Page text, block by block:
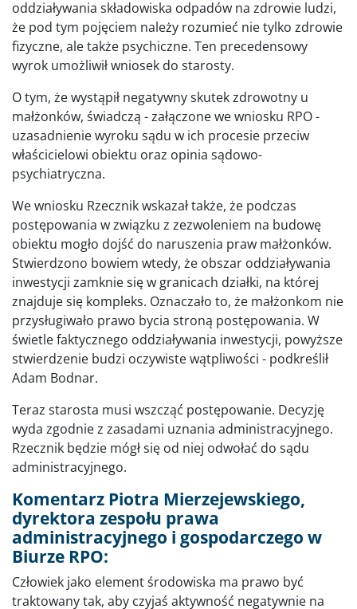
oddziaływania składowiska odpadów na zdrowie ludzi,
że pod tym pojęciem należy rozumieć nie tylko zdrowie
fizyczne, ale także psychiczne. Ten precedensowy
wyrok umożliwił wniosek do starosty.
O tym, że wystąpił negatywny skutek zdrowotny u
małżonków, świadczą - załączone we wniosku RPO -
uzasadnienie wyroku sądu w ich procesie przeciw
właścicielowi obiektu oraz opinia sądowo-
psychiatryczna.
We wniosku Rzecznik wskazał także, że podczas
postępowania w związku z zezwoleniem na budowę
obiektu mogło dojść do naruszenia praw małżonków.
Stwierdzono bowiem wtedy, że obszar oddziaływania
inwestycji zamknie się w granicach działki, na której
znajduje się kompleks. Oznaczało to, że małżonkom nie
przysługiwało prawo bycia stroną postępowania. W
świetle faktycznego oddziaływania inwestycji, powyższe
stwierdzenie budzi oczywiste wątpliwości - podkreślił
Adam Bodnar.
Teraz starosta musi wszcząć postępowanie. Decyzję
wyda zgodnie z zasadami uznania administracyjnego.
Rzecznik będzie mógł się od niej odwołać do sądu
administracyjnego.
Komentarz Piotra Mierzejewskiego,
dyrektora zespołu prawa
administracyjnego i gospodarczego w
Biurze RPO:
Człowiek jako element środowiska ma prawo być
traktowany tak, aby czyjaś aktywność negatywnie na